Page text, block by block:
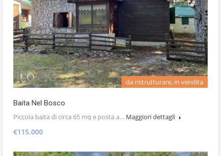
da ristrutturare, in vendita
Baita Nel Bosco
Piccola baita di circa 65 mq e posta a… Maggiori dettagli
€115.000